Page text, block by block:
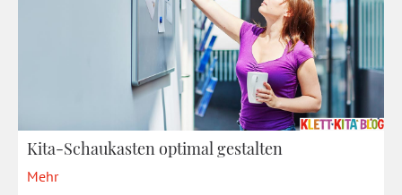
Kita-Schaukasten optimal gestalten
Mehr